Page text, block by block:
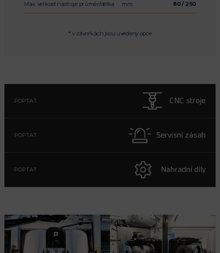
Max. velikost nástroje průměr/délka mm 80 / 250
* v závorkách jsou uvedeny opce
POPTAT CNC stroje
POPTAT Servisní zásah
POPTAT Nahradní díly